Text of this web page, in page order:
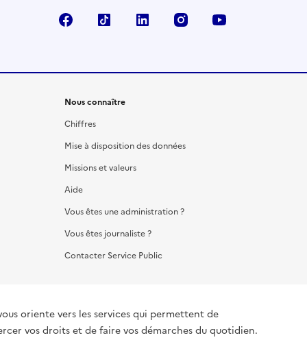
FacebookTikTok LinkedIn Instagram
Nous connaître
Chiffres
Mise à disposition des données
Missions et valeurs
Aide
Vous êtes une administration ?
Vous êtes journaliste ?
Contacter Service Public
oriente vers les services qui permettent de
vos droits et de faire vos démarches du quotidien.